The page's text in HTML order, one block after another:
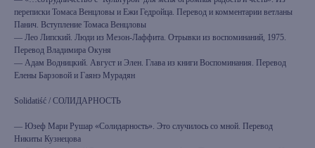
переписки Томаса Венцловы и Ежи Гедройца. Перевод и комментарии ветланы
Панич. Вступление Томаса Венцловы
— Лео Липский. Люди из Мезон-Лаффита. Отрывки из воспоминаний, 1975.
Перевод Владимира Окуня
— Адам Водницкий. Август и Элен. Глава из книги Воспоминания. Перевод
Елены Барзовой и Гаянэ Мурадян
Solidatiść / СОЛИДАРНОСТЬ
— Юзеф Мари Рушар «Солидарность». Это случилось со мной. Перевод
Никиты Кузнецова